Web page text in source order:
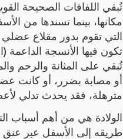
تُبقي اللفافات الصحيحة
مكانها، بينما تسندها من
التي تقوم بدور مقلاع
تكون فيها الأنسجة الداعمة
تُبقي على المثانة والرحم
أو مصابة بضرر، أو كانت
مترهلة، فقد يحدث تدلي
الولادة هي من أهم أسباب
طريقه إلى الأسفل عبر